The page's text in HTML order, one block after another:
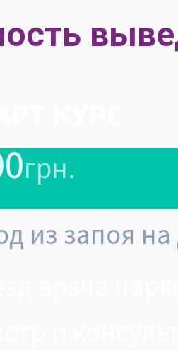
грн.
из запоя
врача
и